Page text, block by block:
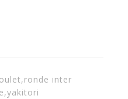
,ronde inter
,yakitori